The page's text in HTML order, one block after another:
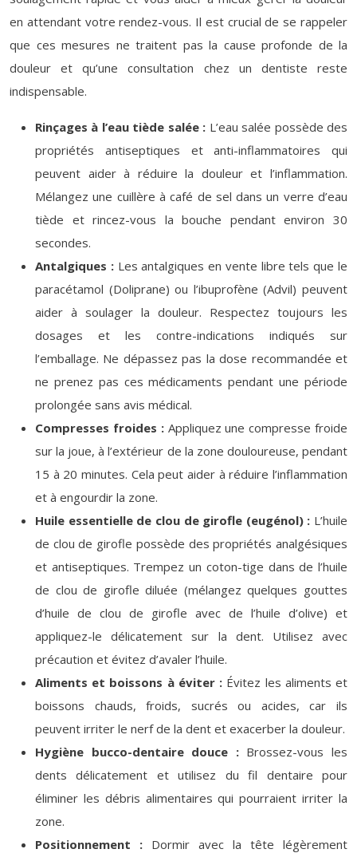
en attendant votre rendez-vous. Il est crucial de se rappeler
que ces mesures ne traitent pas la cause profonde de la
douleur et qu’une consultation chez un dentiste reste
indispensable.
Rinçages à l’eau tiède salée : L’eau salée possède des
propriétés antiseptiques et anti-inflammatoires qui
peuvent aider à réduire la douleur et l’inflammation.
Mélangez une cuillère à café de sel dans un verre d’eau
tiède et rincez-vous la bouche pendant environ 30
secondes.
Antalgiques : Les antalgiques en vente libre tels que le
paracétamol (Doliprane) ou l’ibuprofène (Advil) peuvent
aider à soulager la douleur. Respectez toujours les
dosages et les contre-indications indiqués sur
l’emballage. Ne dépassez pas la dose recommandée et
ne prenez pas ces médicaments pendant une période
prolongée sans avis médical.
Compresses froides : Appliquez une compresse froide
sur la joue, à l’extérieur de la zone douloureuse, pendant
15 à 20 minutes. Cela peut aider à réduire l’inflammation
et à engourdir la zone.
Huile essentielle de clou de girofle (eugénol) : L’huile
de clou de girofle possède des propriétés analgésiques
et antiseptiques. Trempez un coton-tige dans de l’huile
de clou de girofle diluée (mélangez quelques gouttes
d’huile de clou de girofle avec de l’huile d’olive) et
appliquez-le délicatement sur la dent. Utilisez avec
précaution et évitez d’avaler l’huile.
Aliments et boissons à éviter : Évitez les aliments et
boissons chauds, froids, sucrés ou acides, car ils
peuvent irriter le nerf de la dent et exacerber la douleur.
Hygiène bucco-dentaire douce : Brossez-vous les
dents délicatement et utilisez du fil dentaire pour
éliminer les débris alimentaires qui pourraient irriter la
zone.
Positionnement : Dormir avec la tête légèrement